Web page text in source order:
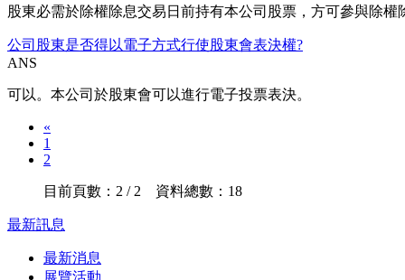
股東必需於除權除息交易日前持有本公司股票，方可參與除權
公司股東是否得以電子方式行使股東會表決權?
ANS
可以。本公司於股東會可以進行電子投票表決。
«
1
2
目前頁數：2 / 2 資料總數：18
最新訊息
最新消息
展覽活動